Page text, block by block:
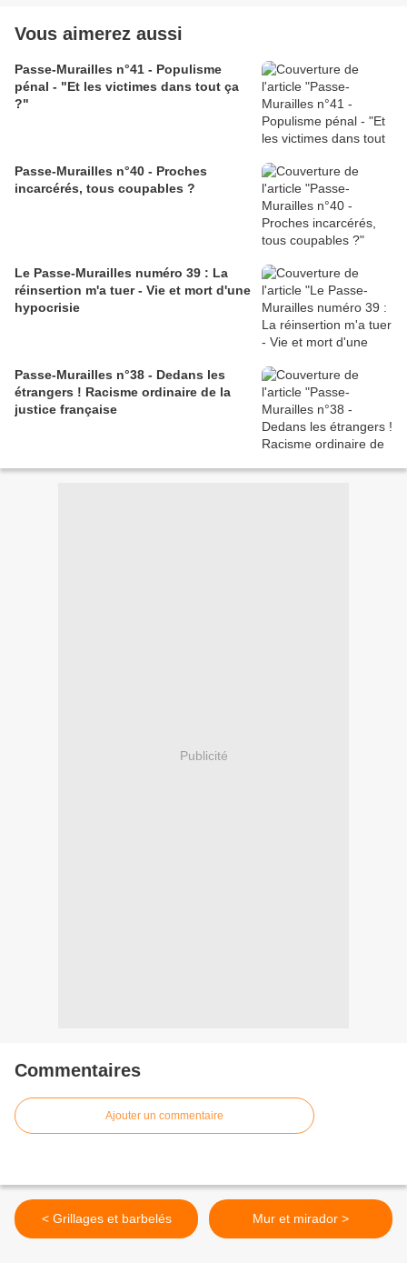
Vous aimerez aussi
Passe-Murailles n°41 - Populisme
pénal - "Et les victimes dans tout ça
?"
Passe-Murailles n°40 - Proches
incarcérés, tous coupables ?
Le Passe-Murailles numéro 39 : La
réinsertion m'a tuer - Vie et mort d'une
hypocrisie
Passe-Murailles n°38 - Dedans les
étrangers ! Racisme ordinaire de la
justice française
Publicité
Commentaires
Ajouter un commentaire
< Grillages et barbelés Mur et mirador >